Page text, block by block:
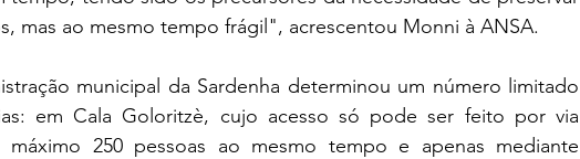
mas ao mesmo tempo frágil", acrescentou Monni à ANSA.
municipal da Sardenha determinou um número limitado
em Cala Goloritzè, cujo acesso só pode ser feito por via
250 pessoas ao mesmo tempo e apenas mediante